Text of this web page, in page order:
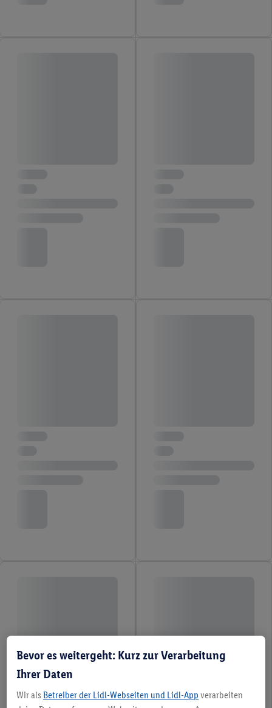
Bevor es weitergeht: Kurz zur Verarbeitung
Ihrer Daten
Wir als Betreiber der Lidl-Webseiten und Lidl-App verarbeiten